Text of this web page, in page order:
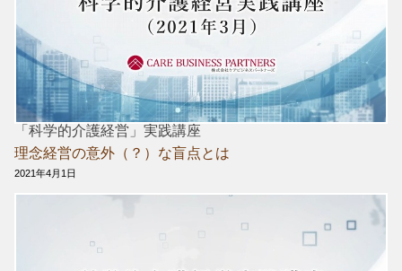
「科学的介護経営」実践講座
理念経営の意外（？）な盲点とは
2021年4月1日